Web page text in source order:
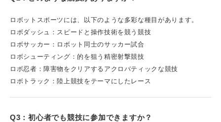
ロボットスポーツには、以下のような多彩な種目があります。
ロボダッシュ：スピードと操作技術を競う競技
ロボサッカー：ロボット同士のサッカー試合
ロボシューティング：的を狙う精密射撃競技
ロボ忍者：障害物をクリアするアクロバティックな競技
ロボトラック：陸上競技をテーマにしたレース
Q3：初心者でも競技に参加できますか？